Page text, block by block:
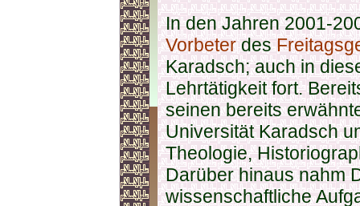
In den Jahren 2001-
Vorbeterdes
Karadsch; auch in
Lehrtätigkeit fort.
seinen bereits
Universität Karadsch
Theologie,
Darüber hinaus nahm
wissenschaftliche